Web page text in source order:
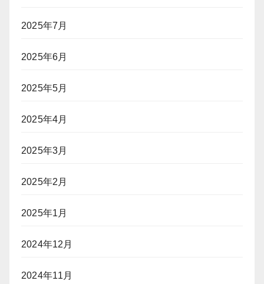
2025年7月
2025年6月
2025年5月
2025年4月
2025年3月
2025年2月
2025年1月
2024年12月
2024年11月